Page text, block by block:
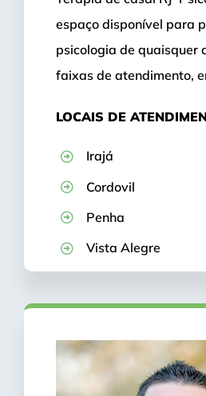
espaço disponível para
psicologia de quaisquer
faixas de atendimento,
LOCAIS DE
Irajá
Cordovil
Penha
Vista Alegre